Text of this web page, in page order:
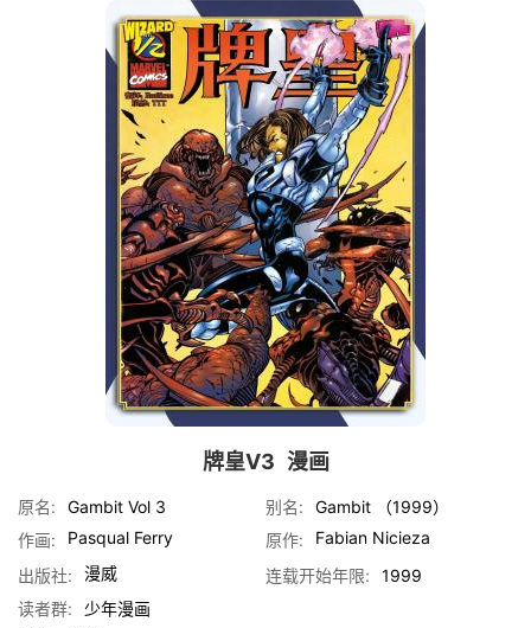
牌皇V3 漫画
原名: Gambit Vol 3 别名:
Gambit （1999）
作画:
Pasqual Ferry 原作:
Fabian Nicieza
出版社:
漫威 连载开始年限:
1999
读者群:
少年漫画